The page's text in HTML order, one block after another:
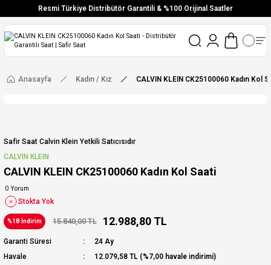
Resmi Türkiye Distribütör Garantili & %100 Orijinal Saatler
Vade Farksız 6 Taksit
Ücretsiz Kargo
Anasayfa Kadın / Kız CALVIN KLEIN CK25100060 Kadın Kol
Safir Saat Calvin Klein Yetkili Satıcısıdır
CALVIN KLEIN
CALVIN KLEIN CK25100060 Kadın Kol Saati
0 Yorum
Stokta Yok
%18 İndirim 15.840,00 TL 12.988,80 TL
Garanti Süresi
24 Ay
Havale
12.079,58 TL (%7,00 havale indirimi)